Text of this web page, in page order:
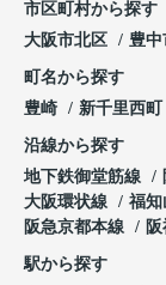
市区町村から探す
大阪市北区
豊中
町名から探す
豊崎
新千里西町
沿線から探す
地下鉄御堂筋線
大阪環状線
福知
阪急京都本線
駅から探す